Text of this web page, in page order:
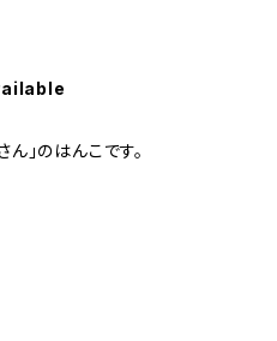
」のはんこです。